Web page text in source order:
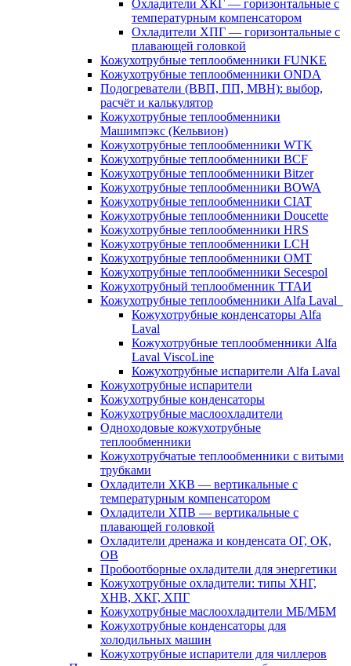
Охладители ХКГ — горизонтальные с
температурным компенсатором
Охладители ХПГ — горизонтальные с
плавающей головкой
Кожухотрубные теплообменники FUNKE
Кожухотрубные теплообменники ONDA
Подогреватели (ВВП, ПП, МВН): выбор,
расчёт и калькулятор
Кожухотрубные теплообменники
Машимпэкс (Кельвион)
Кожухотрубные теплообменники WTK
Кожухотрубные теплообменники BCF
Кожухотрубные теплообменники Bitzer
Кожухотрубные теплообменники BOWA
Кожухотрубные теплообменники CIAT
Кожухотрубные теплообменники Doucette
Кожухотрубные теплообменники HRS
Кожухотрубные теплообменники LCH
Кожухотрубные теплообменники OMT
Кожухотрубные теплообменники Secespol
Кожухотрубный теплообменник ТТАИ
Кожухотрубные теплообменники Alfa Laval
Кожухотрубные конденсаторы Alfa
Laval
Кожухотрубные теплообменники Alfa
Laval ViscoLine
Кожухотрубные испарители Alfa Laval
Кожухотрубные испарители
Кожухотрубные конденсаторы
Кожухотрубные маслоохладители
Одноходовые кожухотрубные
теплообменники
Кожухотрубчатые теплообменники с витыми
трубками
Охладители ХКВ — вертикальные с
температурным компенсатором
Охладители ХПВ — вертикальные с
плавающей головкой
Охладители дренажа и конденсата ОГ, ОК,
ОВ
Пробоотборные охладители для энергетики
Кожухотрубные охладители: типы ХНГ,
ХНВ, ХКГ, ХПГ
Кожухотрубные маслоохладители МБ/МБМ
Кожухотрубные конденсаторы для
холодильных машин
Кожухотрубные испарители для чиллеров